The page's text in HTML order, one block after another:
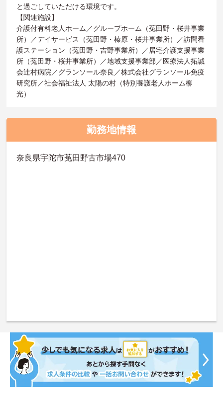
と過ごしていただける環境です。
【関連施設】
介護付有料老人ホーム／グループホーム（菟田野・桜井事業
所）／デイサービス（菟田野・榛原・桜井事業所）／訪問看
護ステーション（菟田野・吉野事業所）／居宅介護支援事業
所（菟田野・桜井事業所）／地域支援事業部／医療法人拓誠
会辻村病院／グランソール奈良／株式会社グランソール免疫
研究所／社会福祉法人 太陽の村（特別養護老人ホーム柳
光）
勤務地情報
奈良県宇陀市菟田野古市場470